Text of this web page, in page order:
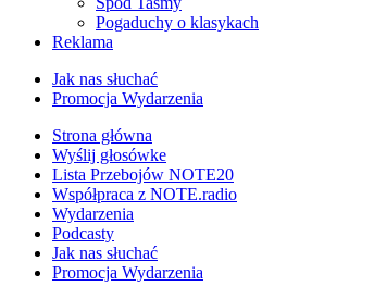
Pogaduchy o klasykach
Reklama
Jak nas słuchać
Promocja Wydarzenia
Strona główna
Wyślij głosówke
Lista Przebojów NOTE20
Współpraca z NOTE.radio
Wydarzenia
Podcasty
Jak nas słuchać
Promocja Wydarzenia